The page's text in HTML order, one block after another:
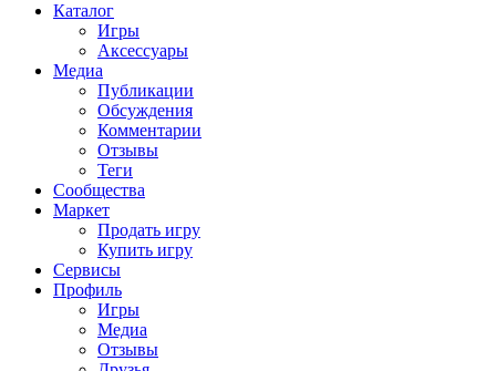
Каталог
Игры
Аксессуары
Медиа
Публикации
Обсуждения
Комментарии
Отзывы
Теги
Сообщества
Маркет
Продать игру
Купить игру
Сервисы
Профиль
Игры
Медиа
Отзывы